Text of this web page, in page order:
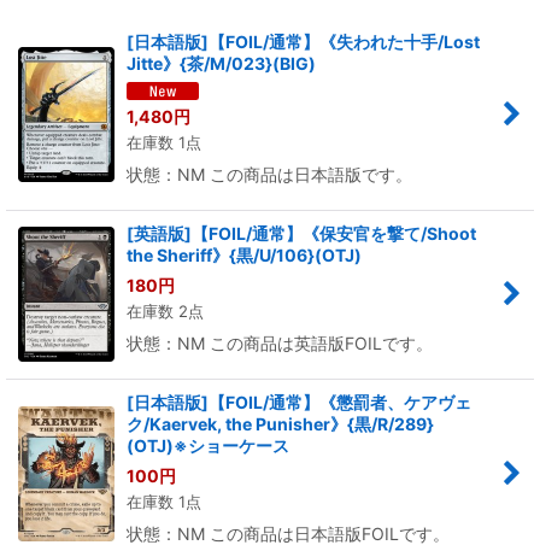
並び順:
[日本語版]【FOIL/通常】《失われた十手/Lost
Jitte》{茶/M/023}(BIG)
1,480円
在庫数 1点
状態：NM この商品は日本語版です。
[英語版]【FOIL/通常】《保安官を撃て/Shoot
the Sheriff》{黒/U/106}(OTJ)
180円
在庫数 2点
状態：NM この商品は英語版FOILです。
[日本語版]【FOIL/通常】《懲罰者、ケアヴェ
ク/Kaervek, the Punisher》{黒/R/289}
(OTJ)※ショーケース
100円
在庫数 1点
状態：NM この商品は日本語版FOILです。